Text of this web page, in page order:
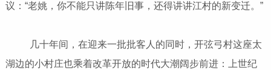
议：“老姚，你不能只讲陈年旧事，还得讲讲江村的新变迁。”
几十年间，在迎来一批批客人的同时，开弦弓村这座太
湖边的小村庄也乘着改革开放的时代大潮阔步前进：上世纪